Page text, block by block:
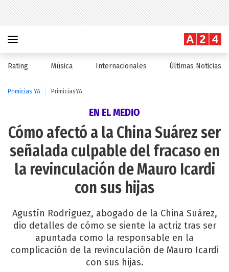
Rating Música Internacionales Últimas Noticias
Primicias YA PrimiciasYA
EN EL MEDIO
Cómo afectó a la China Suárez ser
señalada culpable del fracaso en
la revinculación de Mauro Icardi
con sus hijas
Agustín Rodríguez, abogado de la China Suárez,
dio detalles de cómo se siente la actriz tras ser
apuntada como la responsable en la
complicación de la revinculación de Mauro Icardi
con sus hijas.